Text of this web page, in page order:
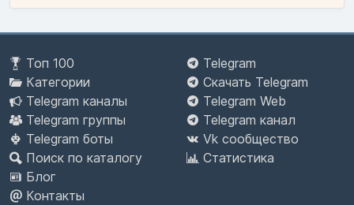
Топ 100
Категории
Telegram каналы
Telegram группы
Telegram боты
Поиск по каталогу
Блог
Контакты
Telegram
Скачать Telegram
Telegram Web
Telegram канал
Vk сообщество
Статистика